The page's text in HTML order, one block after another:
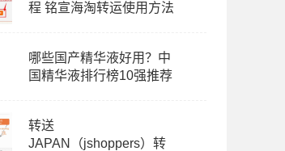
程 铭宣海淘转运使用方法
哪些国产精华液好用？中
国精华液排行榜10强推荐
转送
JAPAN（jshoppers）转